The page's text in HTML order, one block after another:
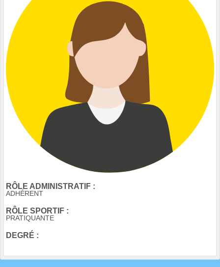
RÔLE ADMINISTRATIF :
ADHÉRENT
RÔLE SPORTIF :
PRATIQUANTE
DEGRÉ :